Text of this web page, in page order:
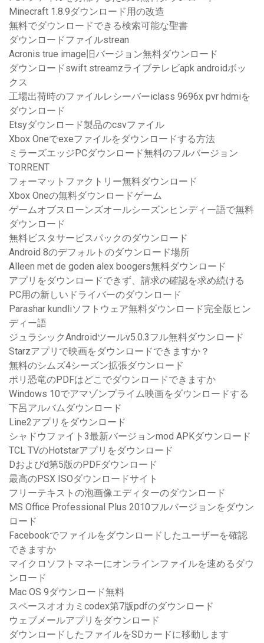
Minecraft 1.8.9ダウンロード用の改造
無料でダウンロードできる検索可能な聖書
ダウンロードファイルstrean
Acronis true image旧バージョン無料ダウンロード
ダウンロードswift streamzライブテレビapk androidボッ
クス
工場出荷時のファイルレシーバーiclass 9696x pvr hdmiを
ダウンロード
Etsyダウンロード製品のcsvファイル
Xbox Oneでexeファイルをダウンロードする方法
ミラーズエッジPCダウンロード無料のフルバージョン
TORRENT
フォーマットファクトリー無料ダウンロード
Xbox Oneの無料ダウンロードゲーム
ゲームオブスローンズオールシーズンヒンディー語で無料
ダウンロード
無料ビスタサービスパックのダウンロード
Android 8のデフォルトのダウンロード場所
Alleen met de goden alex boogers無料ダウンロード
アプリをダウンロードできず、請求の確認を求め続ける
PC用の新しいドライバーのダウンロード
Parashar kundliソフトウェア無料ダウンロード完全版ヒン
ディー語
ジュラシックAndroidツールv5.0.3フル無料ダウンロード
Starzアプリで映画をダウンロードできますか？
無料のシムズ4シーズン拡張ダウンロード
ポリ恐竜のPDFはどこでダウンロードできますか
Windows 10でアマゾンプライム映画をダウンロードする
下呂アルバムダウンロード
Line2アプリをダウンロード
シャドウファイト3最新バージョンmod APKダウンロード
TCL TVのHotstarアプリをダウンロード
Dおよびd第5版のPDFダウンロード
最高のPSX ISOダウンロードサイト
フリーテキストの泡画像エディターのダウンロード
MS Office Professional Plus 2010フルバージョンをダウン
ロード
Facebookでファイルをダウンロードしたユーザーを確認
できますか
マイクロソフトマネーにオンラインファイルを速めるダウ
ンロード
Mac OS 9ダウンロード無料
スペースオオカミcodex第7版pdfのダウンロード
ウェブメールアプリをダウンロード
ダウンロードしたファイルをSDカードに移動します